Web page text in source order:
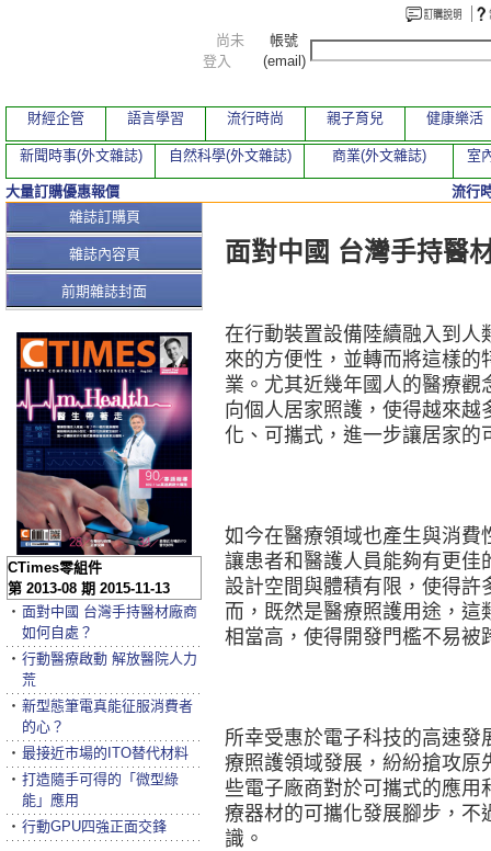
本期文章
面對中國 台灣手持醫
在行動裝置設備陸續融入到人
來的方便性，並轉而將這樣
業。尤其近幾年國人的醫療
向個人居家照護，使得越來
化、可攜式，進一步讓居家的
如今在醫療領域也產生與消費
讓患者和醫護人員能夠有更佳
設計空間與體積有限，使得許
而，既然是醫療照護用途，
相當高，使得開發門檻不易被
所幸受惠於電子科技的高速
療照護領域發展，紛紛搶攻原
些電子廠商對於可攜式的應用
療器材的可攜化發展腳步，不
識。
雜誌訂購頁
雜誌內容頁
前期雜誌封面
CTimes零組件
第 2013-08 期 2015-11-13
‧ 面對中國 台灣手持醫材廠商
如何自處？
‧ 行動醫療啟動 解放醫院人力
荒
‧ 新型態筆電真能征服消費者
的心？
‧ 最接近市場的ITO替代材料
‧ 打造隨手可得的「微型綠
能」應用
‧ 行動GPU四強正面交鋒
尚未
登入
帳號
(email)
財經企管 語言學習 流行時尚 親子育兒 健康樂活
新聞時事(外文雜誌) 自然科學(外文雜誌) 商業(外文雜誌) 室
大量訂購優惠報價 流行